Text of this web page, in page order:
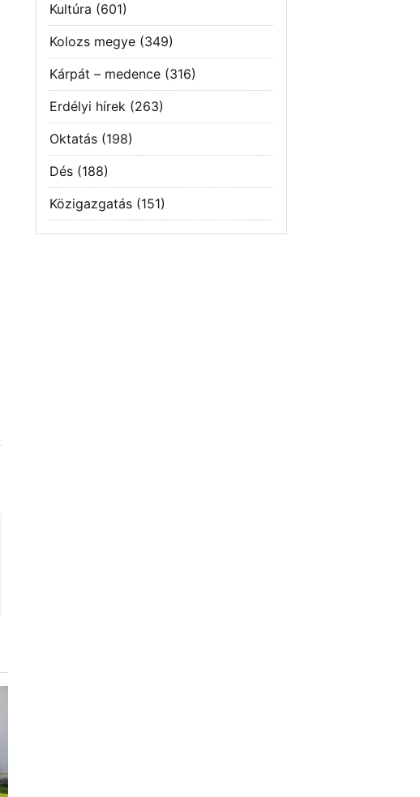
Kultúra (601)
Kolozs megye (349)
Kárpát – medence (316)
Erdélyi hírek (263)
Oktatás (198)
Dés (188)
Közigazgatás (151)